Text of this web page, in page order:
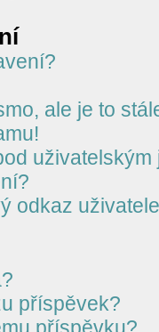
ale je to
uživatelským
odkaz
příspěvek?